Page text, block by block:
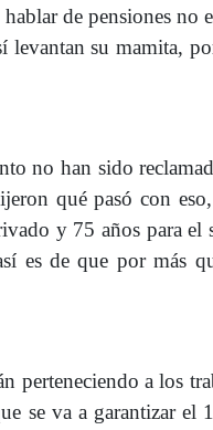
de pensiones no
levantan su mamita,
no han sido
qué pasó con
y 75 años para
es de que por más
perteneciendo a los
se va a garantizar el